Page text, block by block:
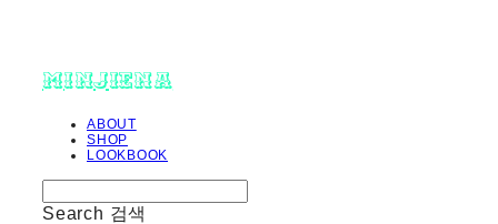
minjiena
ABOUT
SHOP
LOOKBOOK
Search 검색